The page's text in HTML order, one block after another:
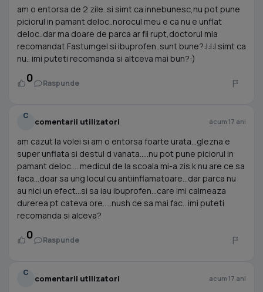
am o entorsa de 2 zile..si simt ca innebunesc,nu pot pune
piciorul in pamant deloc..norocul meu e ca nu e unflat
deloc..dar ma doare de parca ar fii rupt,doctorul mia
recomandat Fastumgel si ibuprofen..sunt bune?:|:|:| simt ca
nu.. imi puteti recomanda si altceva mai bun?:)
0 Raspunde
C
comentarii utilizatori acum 17 ani
am cazut la volei si am o entorsa foarte urata...glezna e
super unflata si destul d vanata.....nu pot pune piciorul in
pamant deloc.....medicul de la scoala mi-a zis k nu are ce sa
faca...doar sa ung locul cu antiinflamatoare...dar parca nu
au nici un efect...si sa iau ibuprofen...care imi calmeaza
durerea pt cateva ore.....nush ce sa mai fac...imi puteti
recomanda si alceva?
0 Raspunde
C
comentarii utilizatori acum 17 ani